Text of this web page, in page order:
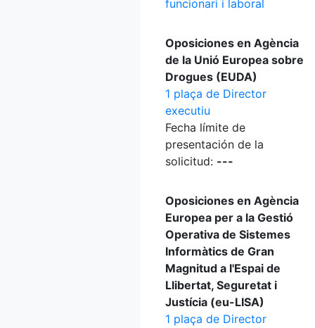
funcionari i laboral
Oposiciones en Agència
de la Unió Europea sobre
Drogues (EUDA)
1 plaça de Director
executiu
Fecha límite de
presentación de la
solicitud: ---
Oposiciones en Agència
Europea per a la Gestió
Operativa de Sistemes
Informàtics de Gran
Magnitud a l'Espai de
Llibertat, Seguretat i
Justícia (eu-LISA)
1 plaça de Director